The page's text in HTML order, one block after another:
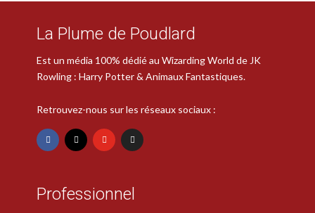
La Plume de Poudlard
Est un média 100% dédié au Wizarding World de JK
Rowling : Harry Potter & Animaux Fantastiques.
Retrouvez-nous sur les réseaux sociaux :
Professionnel